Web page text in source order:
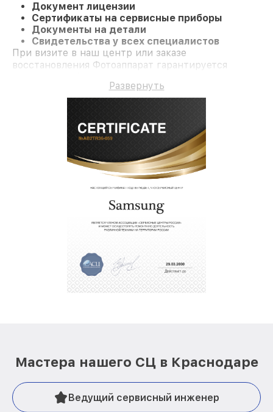
Документ лицензии
Сертификаты на сервисные приборы
Документы на детали
Свидетельства у всех специалистов
При визите в наш центр или заказе
восстановления Фотоаппарат гарантируется
на ремонт и детали.Развернуть
Мастера нашего СЦ в Краснодаре
Ведущий сервисный инженер